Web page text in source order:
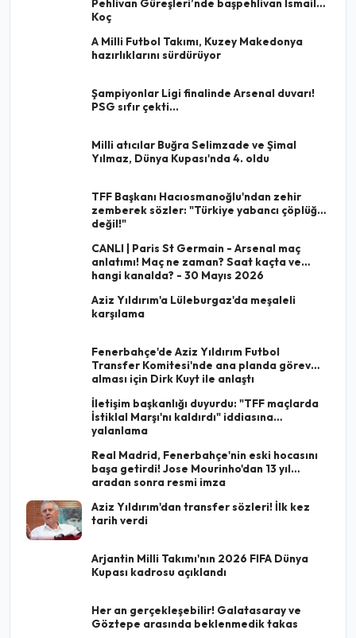
Koç
A Milli Futbol Takımı, Kuzey Makedonya
hazırlıklarını sürdürüyor
Şampiyonlar Ligi finalinde Arsenal duvarı!
PSG sıfır çekti...
Milli atıcılar Buğra Selimzade ve Şimal
Yılmaz, Dünya Kupası'nda 4. oldu
TFF Başkanı Hacıosmanoğlu'ndan zehir
zemberek sözler: "Türkiye yabancı çöplüğü
değil!"
CANLI | Paris St Germain - Arsenal maç
anlatımı! Maç ne zaman? Saat kaçta ve
hangi kanalda? - 30 Mayıs 2026
Aziz Yıldırım'a Lüleburgaz'da meşaleli
karşılama
Fenerbahçe'de Aziz Yıldırım Futbol
Transfer Komitesi'nde ana planda görev
alması için Dirk Kuyt ile anlaştı
İletişim başkanlığı duyurdu: "TFF maçlarda
İstiklal Marşı'nı kaldırdı" iddiasına
yalanlama
Real Madrid, Fenerbahçe'nin eski hocasını
başa getirdi! Jose Mourinho'dan 13 yıl
aradan sonra resmi imza
Aziz Yıldırım'dan transfer sözleri! İlk kez
tarih verdi
Arjantin Milli Takımı'nın 2026 FIFA Dünya
Kupası kadrosu açıklandı
Her an gerçekleşebilir! Galatasaray ve
Göztepe arasında beklenmedik takas